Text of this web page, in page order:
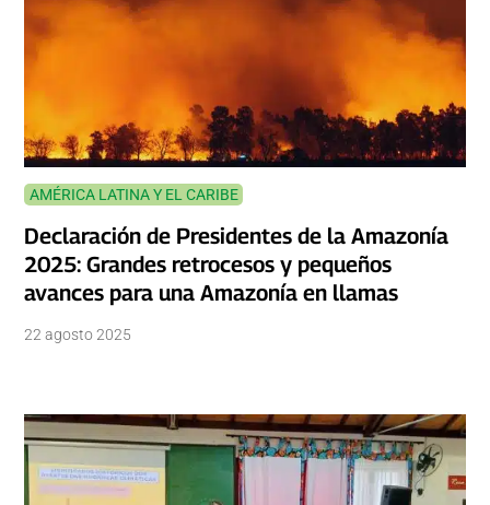
AMÉRICA LATINA Y EL CARIBE
Declaración de Presidentes de la Amazonía
2025: Grandes retrocesos y pequeños
avances para una Amazonía en llamas
22 agosto 2025